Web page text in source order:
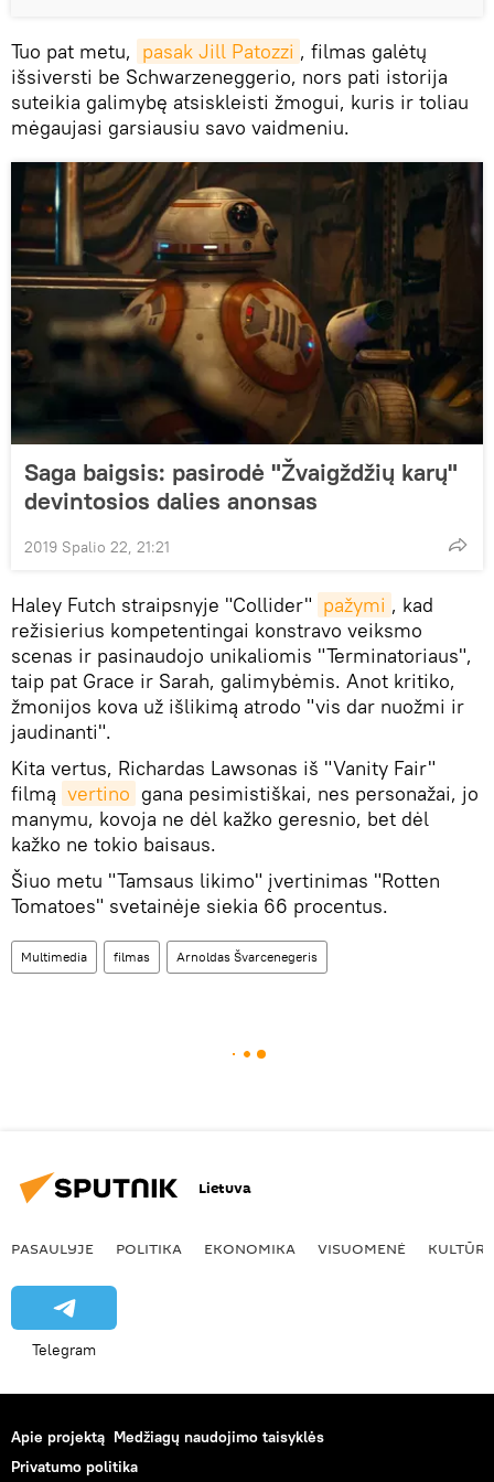
Tuo pat metu, pasak Jill Patozzi , filmas galėtų
išsiversti be Schwarzeneggerio, nors pati istorija
suteikia galimybę atsiskleisti žmogui, kuris ir toliau
mėgaujasi garsiausiu savo vaidmeniu.
Saga baigsis: pasirodė "Žvaigždžių karų"
devintosios dalies anonsas
2019 Spalio 22, 21:21
Haley Futch straipsnyje "Collider" pažymi , kad
režisierius kompetentingai konstravo veiksmo
scenas ir pasinaudojo unikaliomis "Terminatoriaus",
taip pat Grace ir Sarah, galimybėmis. Anot kritiko,
žmonijos kova už išlikimą atrodo "vis dar nuožmi ir
jaudinanti".
Kita vertus, Richardas Lawsonas iš "Vanity Fair"
filmą vertino gana pesimistiškai, nes personažai, jo
manymu, kovoja ne dėl kažko geresnio, bet dėl
kažko ne tokio baisaus.
Šiuo metu "Tamsaus likimo" įvertinimas "Rotten
Tomatoes" svetainėje siekia 66 procentus.
Multimedia filmas Arnoldas Švarcenegeris
Lietuva
PASAULYJE POLITIKA EKONOMIKA VISUOMENĖ KULTŪRA
Telegram
Apie projektą Medžiagų naudojimo taisyklės
Privatumo politika